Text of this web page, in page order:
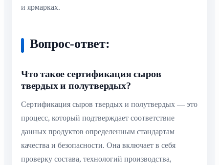
и ярмарках.
Вопрос-ответ:
Что такое сертификация сыров
твердых и полутвердых?
Сертификация сыров твердых и полутвердых — это
процесс, который подтверждает соответствие
данных продуктов определенным стандартам
качества и безопасности. Она включает в себя
проверку состава, технологий производства,